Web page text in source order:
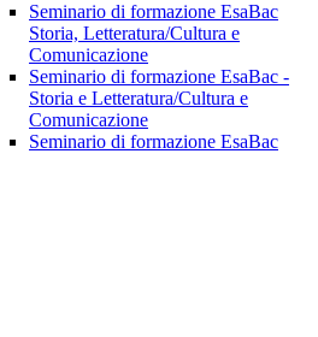
Seminario di formazione EsaBac
Storia, Letteratura/Cultura e
Comunicazione
Seminario di formazione EsaBac -
Storia e Letteratura/Cultura e
Comunicazione
Seminario di formazione EsaBac